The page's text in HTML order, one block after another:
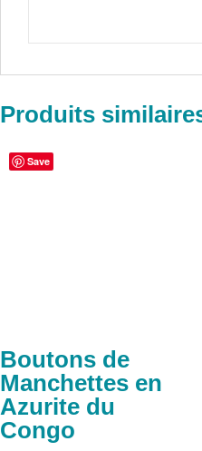
Produits
Save
Boutons de
Manchettes en
Azurite du
Congo